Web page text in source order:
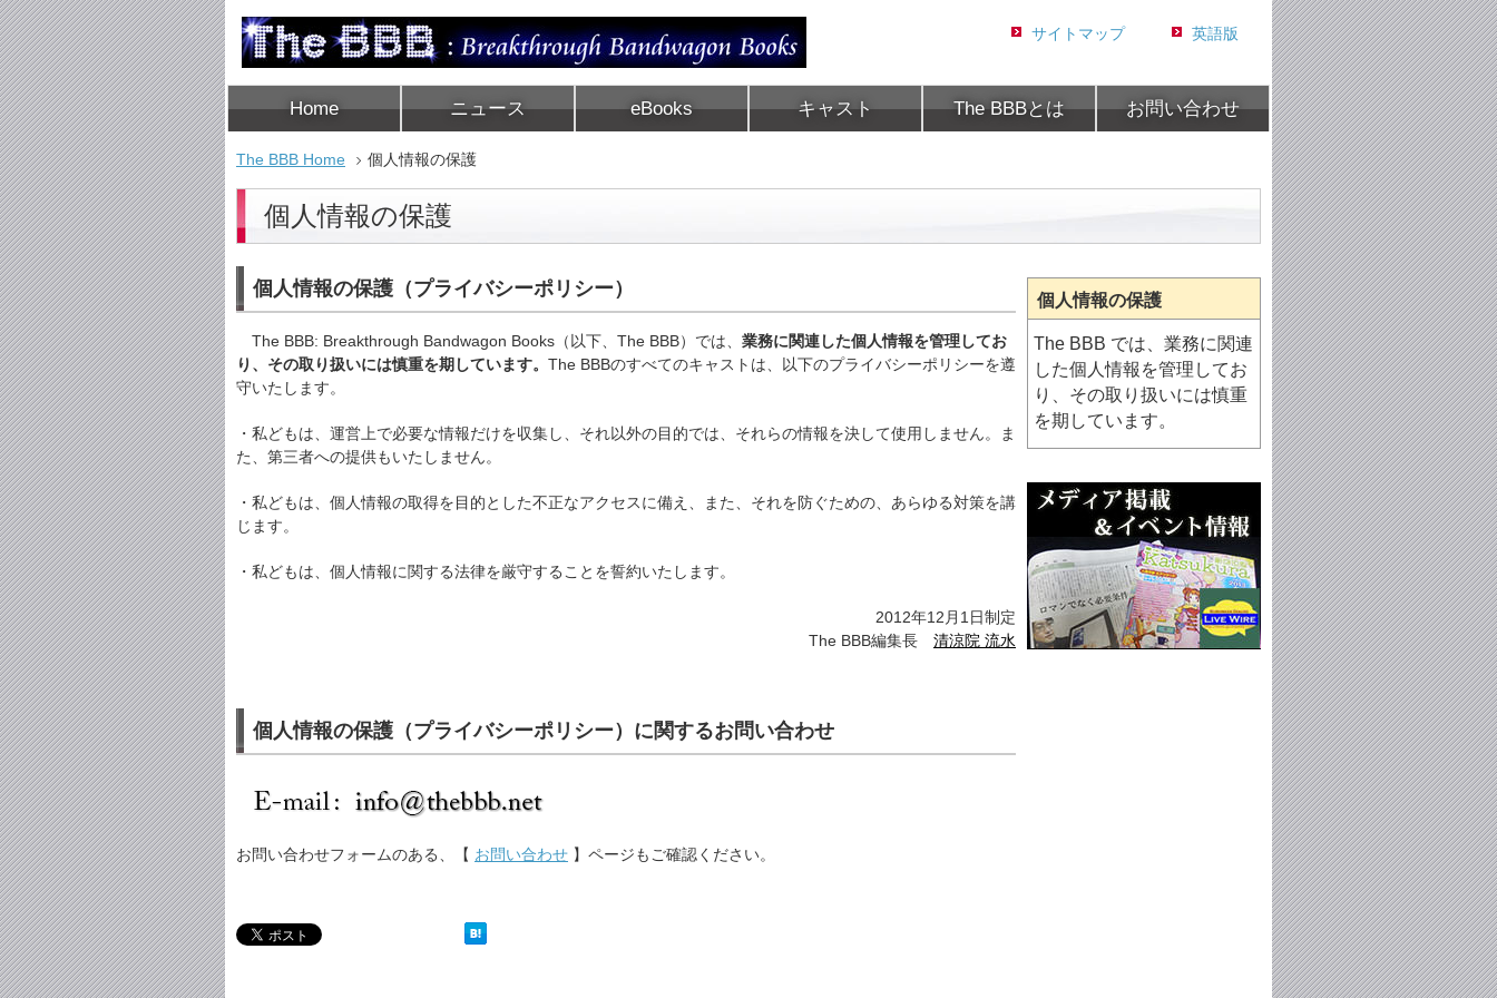
サイトマップ 英語版
Home ニュース eBooks キャスト The BBBとは お問い合わせ
The BBB Home 個人情報の保護
個人情報の保護
個人情報の保護（プライバシーポリシー）
The BBB: Breakthrough Bandwagon Books（以下、The BBB）では、業務に関連した個人情報を管理してお
り、その取り扱いには慎重を期しています。 The BBBのすべてのキャストは、以下のプライバシーポリシーを遵
守いたします。
・私どもは、運営上で必要な情報だけを収集し、それ以外の目的では、それらの情報を決して使用しません。ま
た、第三者への提供もいたしません。
・私どもは、個人情報の取得を目的とした不正なアクセスに備え、また、それを防ぐための、あらゆる対策を講
じます。
・私どもは、個人情報に関する法律を厳守することを誓約いたします。
2012年12月1日制定
The BBB編集長 清涼院 流水
個人情報の保護（プライバシーポリシー）に関するお問い合わせ
お問い合わせフォームのある、【 お問い合わせ 】ページもご確認ください。
個人情報の保護
The BBB では、業務に関連
した個人情報を管理してお
り、その取り扱いには慎重
を期しています。